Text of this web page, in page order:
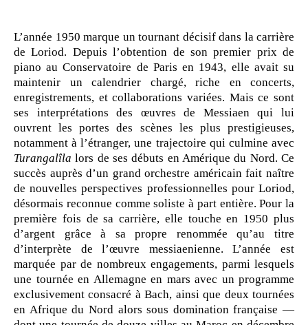
L’année 1950 marque un tournant décisif dans la carrière
de Loriod. Depuis l’obtention de son premier prix de
piano au Conservatoire de Paris en 1943, elle avait su
maintenir un calendrier chargé, riche en concerts,
enregistrements, et collaborations variées. Mais ce sont
ses interprétations des œuvres de Messiaen qui lui
ouvrent les portes des scènes les plus prestigieuses,
notamment à l’étranger, une trajectoire qui culmine avec
Turangalîla lors de ses débuts en Amérique du Nord. Ce
succès auprès d’un grand orchestre américain fait naître
de nouvelles perspectives professionnelles pour Loriod,
désormais reconnue comme soliste à part entière. Pour la
première fois de sa carrière, elle touche en 1950 plus
d’argent grâce à sa propre renommée qu’au titre
d’interprète de l’œuvre messiaenienne. L’année est
marquée par de nombreux engagements, parmi lesquels
une tournée en Allemagne en mars avec un programme
exclusivement consacré à Bach, ainsi que deux tournées
en Afrique du Nord alors sous domination française —